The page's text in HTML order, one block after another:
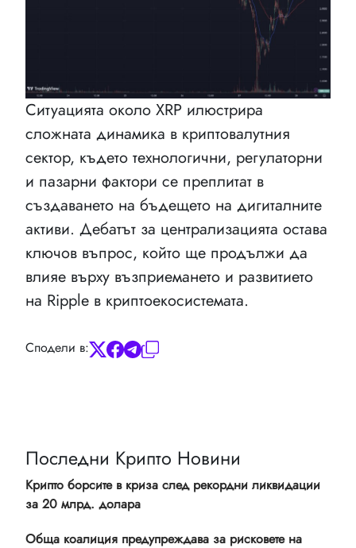
Ситуацията около XRP илюстрира
сложната динамика в криптовалутния
сектор, където технологични, регулаторни
и пазарни фактори се преплитат в
създаването на бъдещето на дигиталните
активи. Дебатът за централизацията остава
ключов въпрос, който ще продължи да
влияе върху възприемането и развитието
на Ripple в криптоекосистемата.
Сподели в:
Последни Крипто Новини
Крипто борсите в криза след рекордни ликвидации
за 20 млрд. долара
Обща коалиция предупреждава за рисковете на